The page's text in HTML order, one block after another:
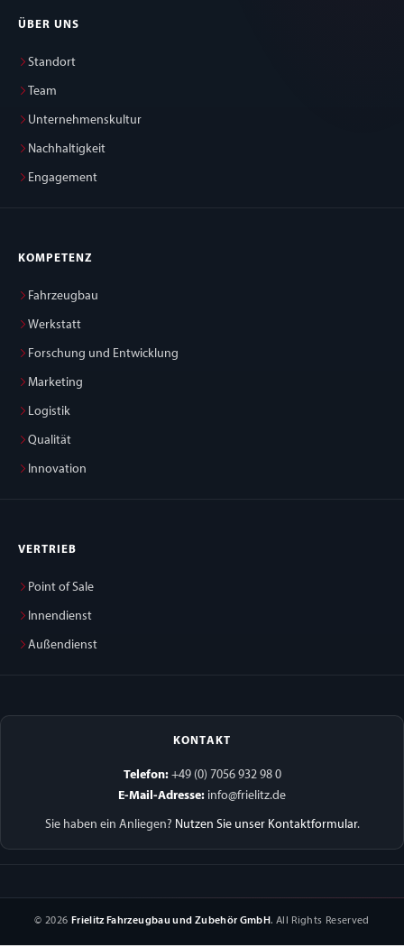
ÜBER UNS
Standort
Team
Unternehmenskultur
Nachhaltigkeit
Engagement
KOMPETENZ
Fahrzeugbau
Werkstatt
Forschung und Entwicklung
Marketing
Logistik
Qualität
Innovation
VERTRIEB
Point of Sale
Innendienst
Außendienst
KONTAKT
Telefon:+49 (0) 7056 932 98 0
E-Mail-Adresse: info@frielitz.de
Sie haben ein Anliegen? Nutzen Sie unser Kontaktformular.
© 2026 Frielitz Fahrzeugbau und Zubehör GmbH. All Rights Reserved